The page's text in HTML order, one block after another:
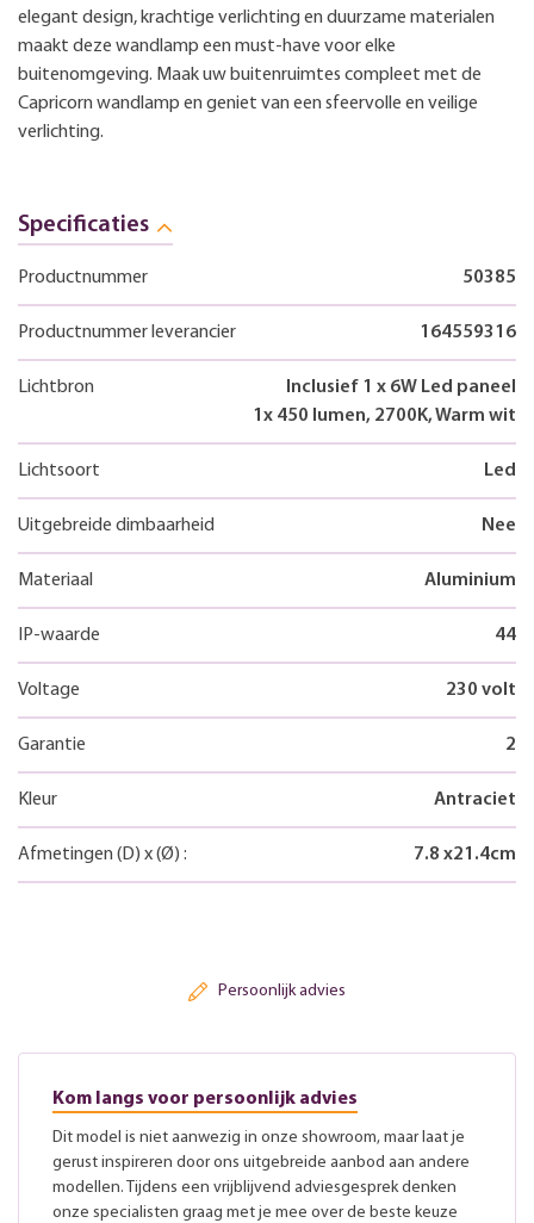
elegant design, krachtige verlichting en duurzame materialen
maakt deze wandlamp een must-have voor elke
buitenomgeving. Maak uw buitenruimtes compleet met de
Capricorn wandlamp en geniet van een sfeervolle en veilige
verlichting.
Specificaties
Productnummer 50385
Productnummer leverancier 164559316
Lichtbron
Inclusief 1 x 6W Led paneel
1x 450 lumen, 2700K, Warm wit
Lichtsoort Led
Uitgebreide dimbaarheid Nee
Materiaal Aluminium
IP-waarde 44
Voltage 230 volt
Garantie 2
Kleur Antraciet
Afmetingen (D) x(Ø) : 7.8 x21.4cm
Persoonlijk advies
Kom langs voor persoonlijk advies
Dit model is niet aanwezig in onze showroom, maar laat je
gerust inspireren door ons uitgebreide aanbod aan andere
modellen. Tijdens een vrijblijvend adviesgesprek denken
onze specialisten graag met je mee over de beste keuze